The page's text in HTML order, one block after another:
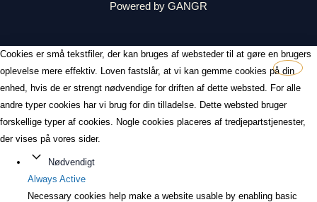
Powered by GANGR
Cookies er små tekstfiler, der kan bruges af websteder til at gøre en brugers
oplevelse mere effektiv. Loven fastslår, at vi kan gemme cookies på din
enhed, hvis de er strengt nødvendige for driften af dette websted. For alle
andre typer cookies har vi brug for din tilladelse. Dette websted bruger
forskellige typer af cookies. Nogle cookies placeres af tredjepartstjenester,
der vises på vores sider.
Nødvendigt
Always Active
Necessary cookies help make a website usable by enabling basic